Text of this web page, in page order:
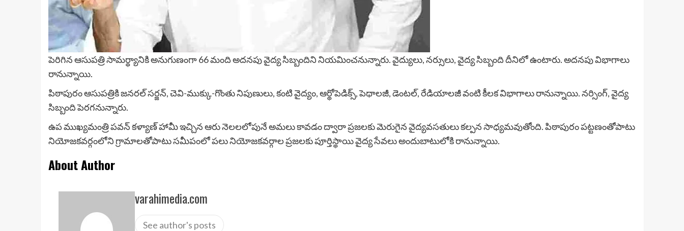
పెరిగిన ఆసుపత్రి సామర్థ్యానికి అనుగుణంగా 66 మంది అదనపు వైద్య సిబ్బందిని నియమించనున్నారు. వైద్యులు, నర్సులు, వైద్య సిబ్బంది దీనిలో ఉంటారు. అదనపు విభాగాలు
రానున్నాయి.
పిఠాపురం ఆసుపత్రికి జనరల్ సర్జన్, చెవి-ముక్కు-గొంతు నిపుణులు, కంటి వైద్యం, ఆర్థోపెడిక్స్, పెథాలజీ, డెంటల్, రేడియాలజీ వంటి కీలక విభాగాలు రానున్నాయి. నర్సింగ్, వైద్య
సిబ్బంది పెరగనున్నారు.
ఉప ముఖ్యమంత్రి పవన్ కళ్యాణ్ హామీ ఇచ్చిన ఆరు నెలలలోపునే అమలు కావడం ద్వారా ప్రజలకు మెరుగైన వైద్యవసతులు కల్పన సాధ్యమవుతోంది. పిఠాపురం పట్టణంతోపాటు
నియోజకవర్గంలోని గ్రామాలతోపాటు సమీపంలో పలు నియోజకవర్గాల ప్రజలకు పూర్తిస్థాయి వైద్య సేవలు అందుబాటులోకి రానున్నాయి.
About Author
varahimedia.com
See author's posts